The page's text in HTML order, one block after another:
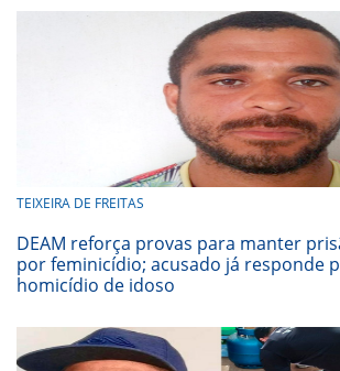
TEIXEIRA DE FREITAS
DEAM reforça provas para manter
por feminicídio; acusado já responde
homicídio de idoso